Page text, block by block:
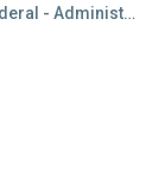
Curso Polícia Federal - Administrador